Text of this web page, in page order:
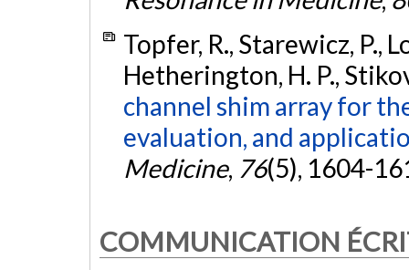
Topfer, R., Starewicz, P.,
Hetherington, H. P.,
channel shim array for
evaluation, and
Medicine, 76(5), 1604-
COMMUNICATION